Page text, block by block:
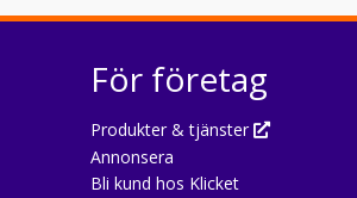
För företag
Produkter & tjänster
Annonsera
Bli kund hos Klicket